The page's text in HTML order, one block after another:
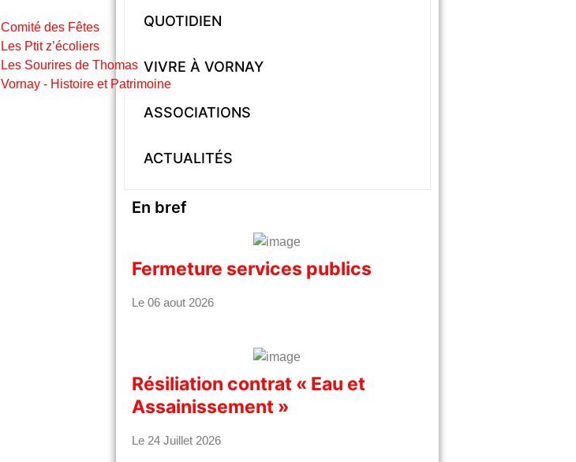
Comité des Fêtes
Les Ptit z’écoliers
Les Sourires de Thomas
Vornay - Histoire et Patrimoine
QUOTIDIEN
VIVRE À VORNAY
ASSOCIATIONS
ACTUALITÉS
En bref
Fermeture services publics
Le 06 aout 2026
Résiliation contrat « Eau et
Assainissement »
Le 24 Juillet 2026